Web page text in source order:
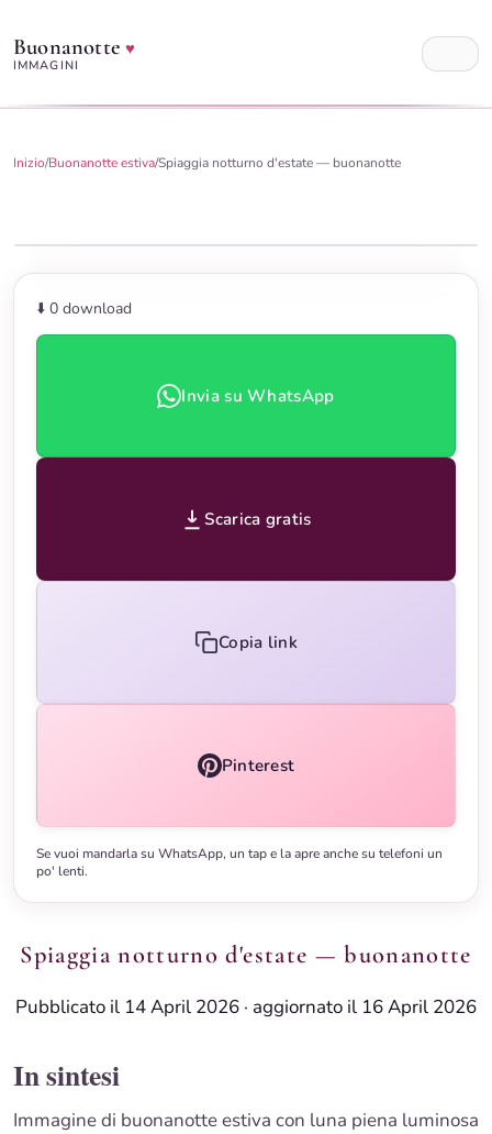
Buonanotte♥
IMMAGINI
Inizio/Buonanotte estiva/Spiaggia notturno d'estate — buonanotte
⬇️ 0 download
Invia su WhatsApp
Scarica gratis
Copia link
Pinterest
Se vuoi mandarla su WhatsApp, un tap e la apre anche su telefoni un
po' lenti.
Spiaggia notturno d'estate — buonanotte
Pubblicato il 14 April 2026 · aggiornato il 16 April 2026
In sintesi
Immagine di buonanotte estiva con luna piena luminosa